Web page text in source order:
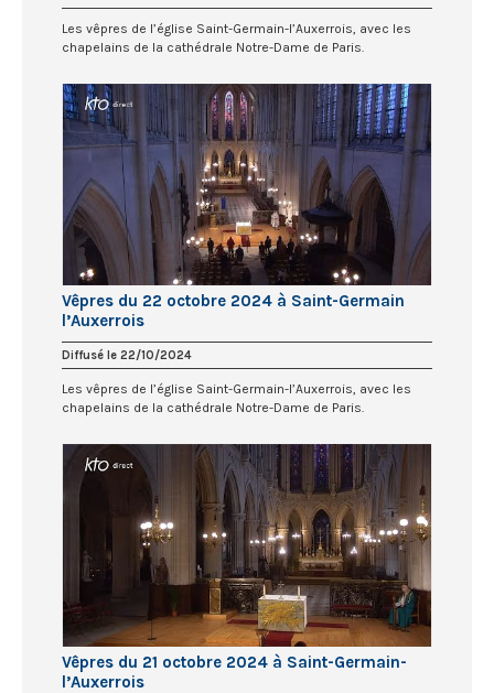
Les vêpres de l’église Saint-Germain-l’Auxerrois, avec les
chapelains de la cathédrale Notre-Dame de Paris.
Vêpres du 22 octobre 2024 à Saint-Germain
l’Auxerrois
Diffusé le 22/10/2024
Les vêpres de l’église Saint-Germain-l’Auxerrois, avec les
chapelains de la cathédrale Notre-Dame de Paris.
Vêpres du 21 octobre 2024 à Saint-Germain-
l’Auxerrois